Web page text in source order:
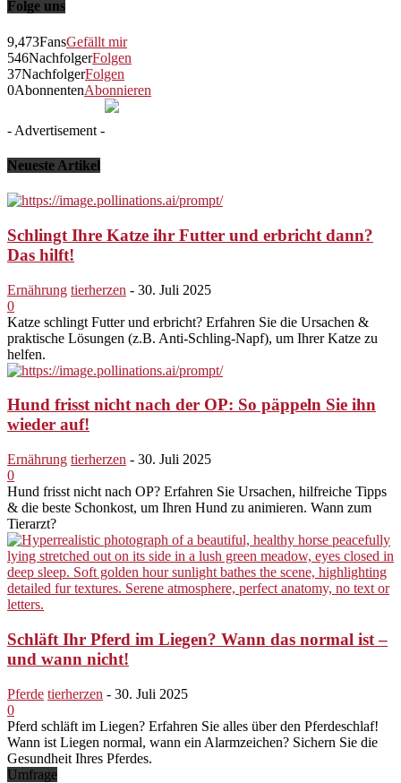
Folge uns
9,473FansGefällt mir
546NachfolgerFolgen
37NachfolgerFolgen
0AbonnentenAbonnieren
- Advertisement -
Neueste Artikel
Schlingt Ihre Katze ihr Futter und erbricht dann?
Das hilft!
Ernährung tierherzen - 30. Juli 2025
0
Katze schlingt Futter und erbricht? Erfahren Sie die Ursachen &
praktische Lösungen (z.B. Anti-Schling-Napf), um Ihrer Katze zu
helfen.
Hund frisst nicht nach der OP: So päppeln Sie ihn
wieder auf!
Ernährung tierherzen - 30. Juli 2025
0
Hund frisst nicht nach OP? Erfahren Sie Ursachen, hilfreiche Tipps
& die beste Schonkost, um Ihren Hund zu animieren. Wann zum
Tierarzt?
Schläft Ihr Pferd im Liegen? Wann das normal ist –
und wann nicht!
Pferde tierherzen - 30. Juli 2025
0
Pferd schläft im Liegen? Erfahren Sie alles über den Pferdeschlaf!
Wann ist Liegen normal, wann ein Alarmzeichen? Sichern Sie die
Gesundheit Ihres Pferdes.
Umfrage